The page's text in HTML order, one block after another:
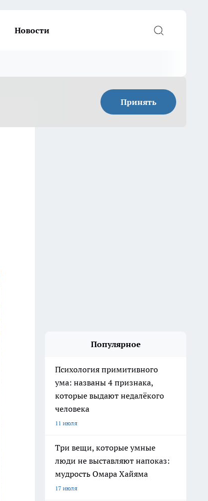
Новости
Принять
Популярное
Психология примитивного
ума: названы 4 признака,
которые выдают недалёкого
человека
11 июля
Три вещи, которые умные
люди не выставляют напоказ:
мудрость Омара Хайяма
17 июля